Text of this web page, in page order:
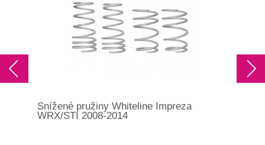
Snížené pružiny Whiteline Impreza
WRX/STI 2008-2014